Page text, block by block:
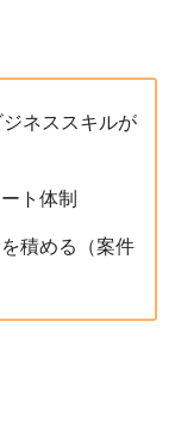
ネススキルが
ト体制
積める（案件